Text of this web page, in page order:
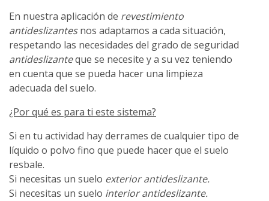
En nuestra aplicación de revestimiento
antideslizantesnos adaptamos a cada situación,
respetando las necesidades del grado de seguridad
antideslizanteque se necesite y a su vez teniendo
en cuenta que se pueda hacer una limpieza
adecuada del suelo.
¿Por qué es para ti este sistema?
Si en tu actividad hay derrames de cualquier tipo de
líquido o polvo fino que puede hacer que el suelo
resbale.
Si necesitas un suelo exterior antideslizante.
Si necesitas un suelo interior antideslizante.